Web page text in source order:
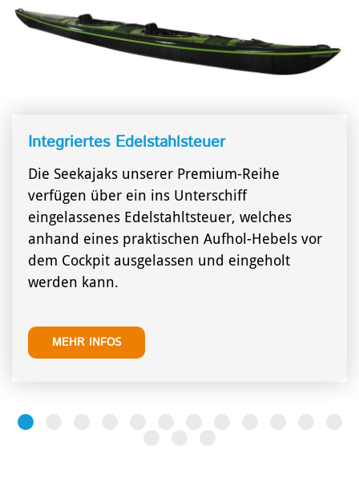
TEAM
SEEKAJAK-EINER
Ergonom Schaft
Gerader Schaft
NEU / AKTUELL
RUND UM MOERS
Integriertes Edelstahlsteuer
Die Seekajaks unserer Premium-Reihe
verfügen über ein ins Unterschiff
eingelassenes Edelstahltsteuer, welches
anhand eines praktischen Aufhol-Hebels vor
dem Cockpit ausgelassen und eingeholt
werden kann.
MEHR INFOS